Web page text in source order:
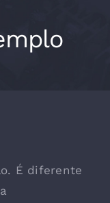
É diferente